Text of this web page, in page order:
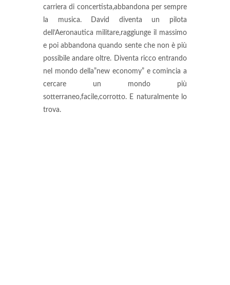
carriera di concertista,abbandona per sempre
la musica.
David diventa un pilota
dell’Aeronautica militare,raggiunge il massimo
e poi abbandona quando sente che non è più
possibile andare oltre. Diventa ricco entrando
nel mondo della”new economy” e comincia a
cercare un mondo più
sotterraneo,facile,corrotto. E naturalmente lo
trova.